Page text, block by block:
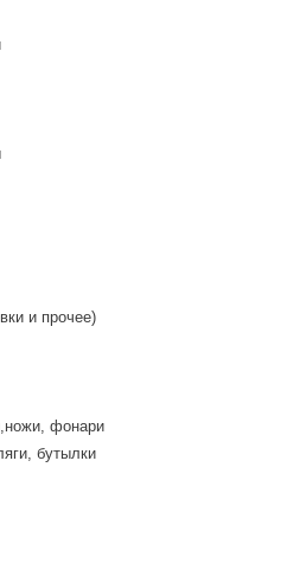
и прочее)
фонари
бутылки